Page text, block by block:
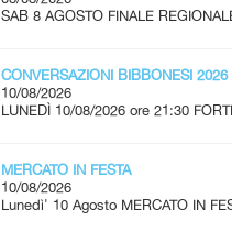
SAB 8 AGOSTO FINALE
CONVERSAZIONI BIBBONESI 2026
10/08/2026
LUNEDÌ 10/08/2026 ore 21:30
MERCATO IN FESTA
10/08/2026
Lunedì' 10 Agosto MERCATO IN